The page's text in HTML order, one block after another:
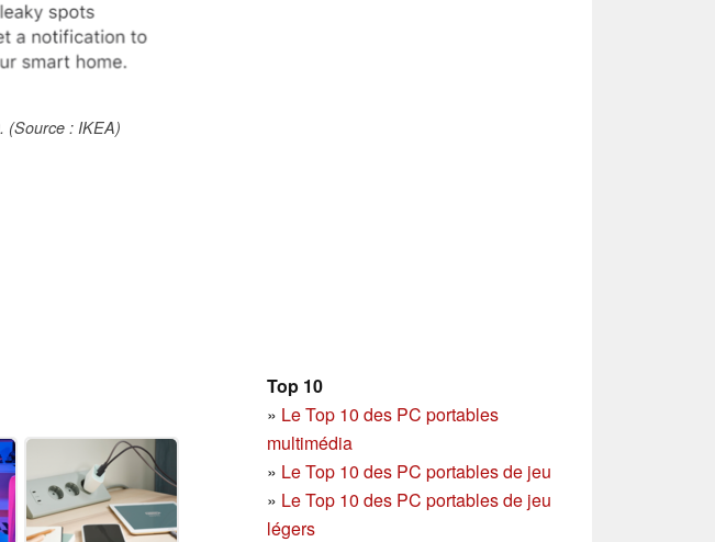
(Source : IKEA)
Top 10
» Le Top 10 des PC portables
multimédia
» Le Top 10 des PC portables de jeu
» Le Top 10 des PC portables de jeu
légers